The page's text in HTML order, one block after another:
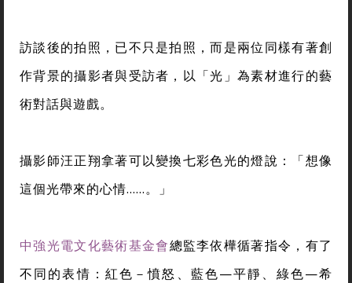
訪談後的拍照，已不只是拍照，而是兩位同樣有著創
作背景的攝影者與受訪者，以「光」為素材進行的藝
術對話與遊戲。
攝影師汪正翔拿著可以變換七彩色光的燈說：「想像
這個光帶來的心情……。」
中強光電文化藝術基金會總監李依樺循著指令，有了
不同的表情：紅色－憤怒、藍色—平靜、綠色—希